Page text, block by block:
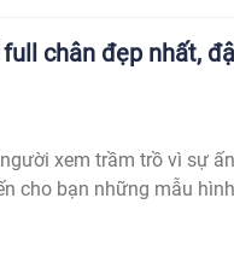
chân đẹp nhất,
xem trầm trồ vì sự ấn
cho bạn những mẫu hình